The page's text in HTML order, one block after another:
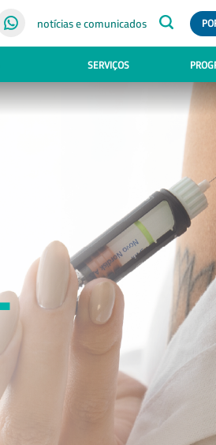
notícias e comunicados
SERVIÇOS